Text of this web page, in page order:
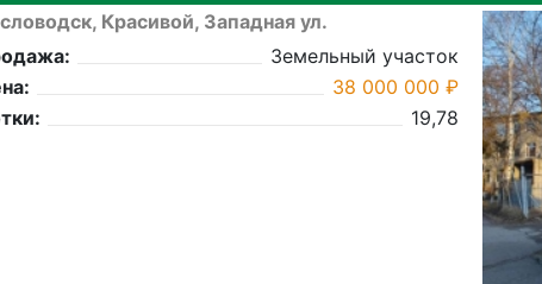
Красивой, Западная ул.
Земельный участок
38 000 000 ₽
19,78